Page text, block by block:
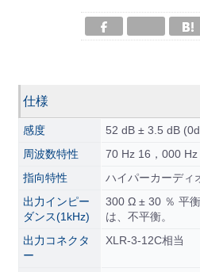
仕様
感度
52 dB ± 3.5 dB
周波数特性
70 Hz 16，000 Hz
指向特性
ハイパーカーディ
出力インピー
ダンス(1kHz)
300 Ω ± 30 ％ 平
は、不平衡。
出力コネクタ
ー
XLR-3-12C相当